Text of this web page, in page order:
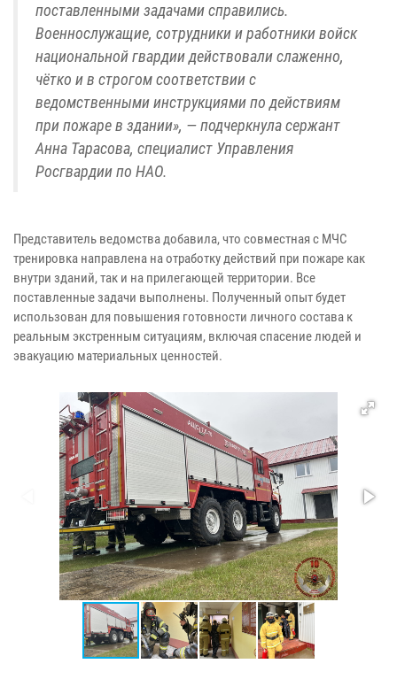
поставленными задачами справились.
Военнослужащие, сотрудники и работники войск
национальной гвардии действовали слаженно,
чётко и в строгом соответствии с
ведомственными инструкциями по действиям
при пожаре в здании», — подчеркнула сержант
Анна Тарасова, специалист Управления
Росгвардии по НАО.
Представитель ведомства добавила, что совместная с МЧС
тренировка направлена на отработку действий при пожаре как
внутри зданий, так и на прилегающей территории. Все
поставленные задачи выполнены. Полученный опыт будет
использован для повышения готовности личного состава к
реальным экстренным ситуациям, включая спасение людей и
эвакуацию материальных ценностей.